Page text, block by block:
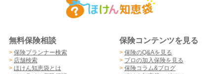
無料保険相談
> 保険プランナー検索
> 店舗検索
> ほけん知恵袋とは
保険コンテンツを見る
> 保険のQ&Aを見る
> プロの加入保険を見る
> 保険コラム&ブログ